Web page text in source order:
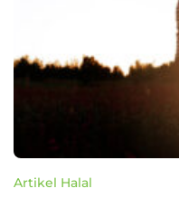
Artikel Halal